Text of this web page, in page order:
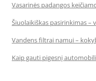
Vasarinės padangos
Šiuolaikiškas pasirinkimas –
Vandens filtrai namui –
Kaip gauti pigesnį